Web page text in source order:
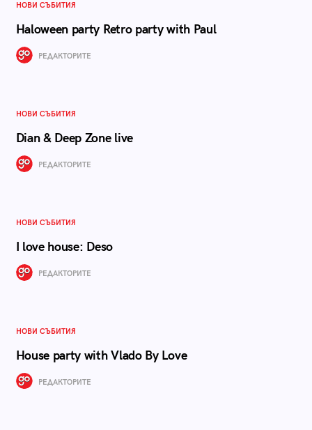
НОВИ СЪБИТИЯ
Haloween party Retro party with Paul
РЕДАКТОРИТЕ
НОВИ СЪБИТИЯ
Dian & Deep Zone live
РЕДАКТОРИТЕ
НОВИ СЪБИТИЯ
I love house: Deso
РЕДАКТОРИТЕ
НОВИ СЪБИТИЯ
House party with Vlado By Love
РЕДАКТОРИТЕ